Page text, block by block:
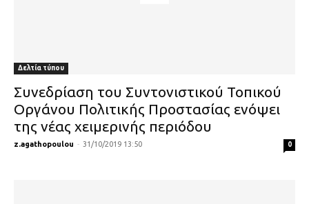
Δελτία τύπου
Συνεδρίαση του Συντονιστικού Τοπικού
Οργάνου Πολιτικής Προστασίας ενόψει
της νέας χειμερινής περιόδου
z.agathopoulou - 31/10/2019 13:50 0